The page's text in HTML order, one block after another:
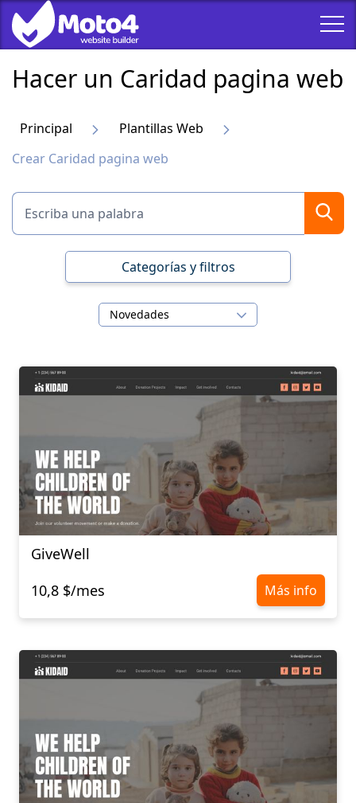
Hacer un Caridad pagina web
Principal
Plantillas Web
Crear Caridad pagina web
Categorías y filtros
Novedades
GiveWell
10,8 $/mes
Más info